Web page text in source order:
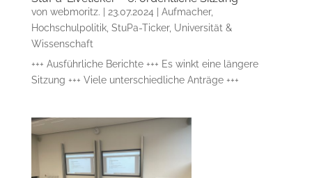
von webmoritz. 23.07.2024 Aufmacher,
Hochschulpolitik, StuPa-Ticker, Universität &
Wissenschaft
+++ Ausführliche Berichte +++ Es winkt eine längere
Sitzung +++ Viele unterschiedliche Anträge +++